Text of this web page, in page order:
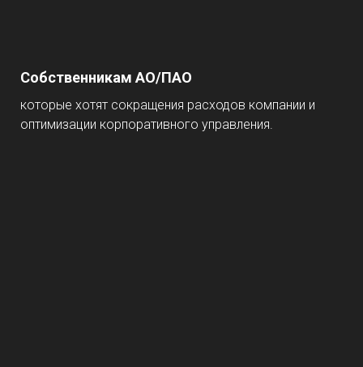
Собственникам АО/ПАО
которые хотят сокращения расходов компании и
оптимизации корпоративного управления.